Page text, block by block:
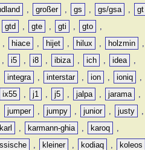
, großer , gs , gs/gsa ,
gt
gtd , gte , gti , gto
,
, hiace , hijet , hilux , holzmin
,
, i5 , i8 , ibiza , ich , idea
,
integra , interstar , ion , ioniq
,
ix55 , j1 , j5 , jalpa , jarama
,
jumper , jumpy , junior , justy
,
karl , karmann-ghia , karoq
,
, kleiner , kodiaq ,
koleos